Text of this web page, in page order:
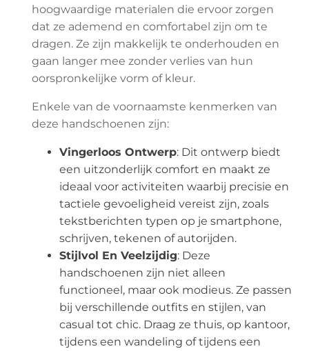
hoogwaardige materialen die ervoor zorgen
dat ze ademend en comfortabel zijn om te
dragen. Ze zijn makkelijk te onderhouden en
gaan langer mee zonder verlies van hun
oorspronkelijke vorm of kleur.
Enkele van de voornaamste kenmerken van
deze handschoenen zijn:
Vingerloos Ontwerp: Dit ontwerp biedt
een uitzonderlijk comfort en maakt ze
ideaal voor activiteiten waarbij precisie en
tactiele gevoeligheid vereist zijn, zoals
tekstberichten typen op je smartphone,
schrijven, tekenen of autorijden.
Stijlvol En Veelzijdig: Deze
handschoenen zijn niet alleen
functioneel, maar ook modieus. Ze passen
bij verschillende outfits en stijlen, van
casual tot chic. Draag ze thuis, op kantoor,
tijdens een wandeling of tijdens een